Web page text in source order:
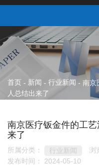
首页 - 新闻 - 行业新闻 - 南京
人总结出来了
南京医疗钣金件的工
来了
所属分类： 行业新闻 浏
发布时间： 2024-05-10